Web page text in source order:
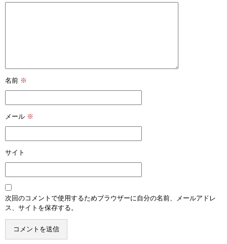
名前 ※
メール ※
サイト
次回のコメントで使用するためブラウザーに自分の名前、メールアドレ
ス、サイトを保存する。